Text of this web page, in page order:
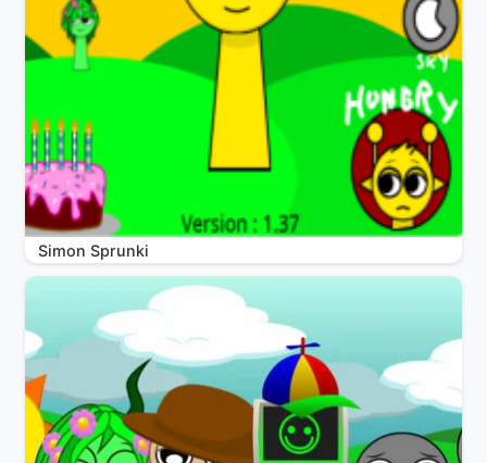
Simon Sprunki